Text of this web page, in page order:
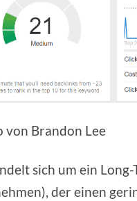
von Brandon Lee
sich um ein
der einen